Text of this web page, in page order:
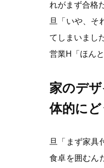
れがまず合格
旦「いや、そ
てしまいまし
営業H「ほん
家のデ
体的に
旦「まず家具
食卓を囲むん